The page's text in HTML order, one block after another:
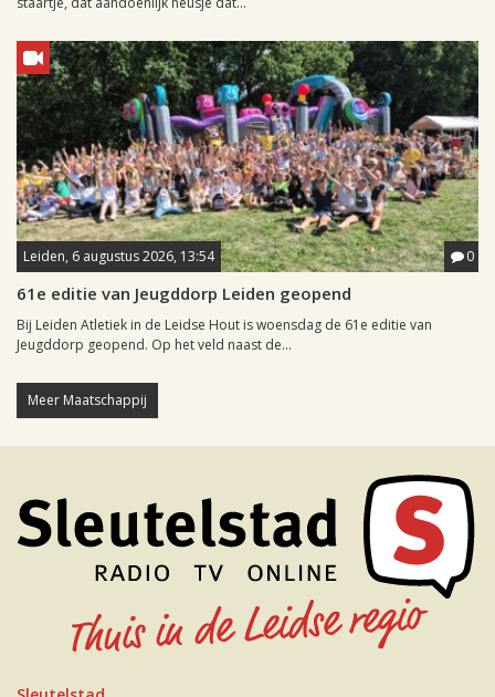
Leiden, 6 augustus 2026, 13:54 0
61e editie van Jeugddorp Leiden geopend
Bij Leiden Atletiek in de Leidse Hout is woensdag de 61e editie van
Jeugddorp geopend. Op het veld naast de...
Meer Maatschappij